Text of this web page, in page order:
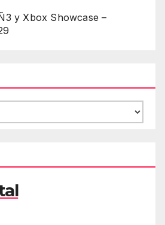
y Xbox Showcase –